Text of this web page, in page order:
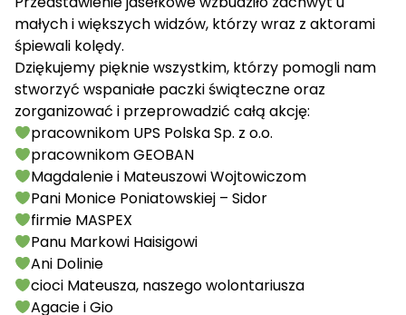
małych i większych widzów, którzy wraz z aktorami
śpiewali kolędy.
Dziękujemy pięknie wszystkim, którzy pomogli nam
stworzyć wspaniałe paczki świąteczne oraz
zorganizować i przeprowadzić całą akcję:
pracownikom UPS Polska Sp. z o.o.
pracownikomGEOBAN
Magdalenie i Mateuszowi Wojtowiczom
Pani Monice Poniatowskiej – Sidor
firmie MASPEX
Panu Markowi Haisigowi
Ani Dolinie
cioci Mateusza, naszego wolontariusza
Agacie i Gio